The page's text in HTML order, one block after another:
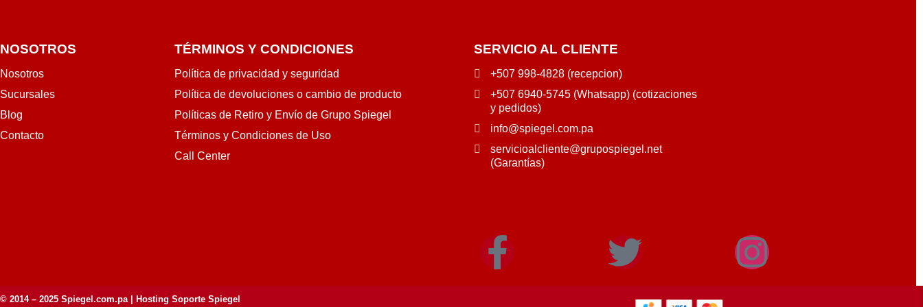
NOSOTROS
Nosotros
Sucursales
Blog
Contacto
TÉRMINOS Y CONDICIONES
Política de privacidad y seguridad
Política de devoluciones o cambio de producto
Políticas de Retiro y Envío de Grupo Spiegel
Términos y Condiciones de Uso
Call Center
SERVICIO AL CLIENTE
+507 998-4828 (recepcion)
+507 6940-5745 (Whatsapp) (cotizaciones
y pedidos)
info@spiegel.com.pa
servicioalcliente@grupospiegel.net
(Garantías)
© 2014 – 2025 Spiegel.com.pa| Hosting Soporte Spiegel